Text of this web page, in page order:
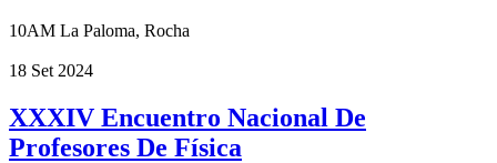
10AM La Paloma, Rocha
18 Set 2024
XXXIV Encuentro Nacional De
Profesores De Física